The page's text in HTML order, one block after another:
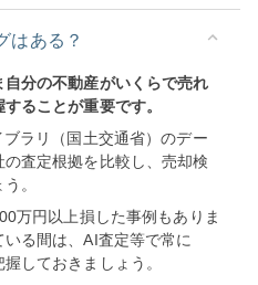
はある？
分の不動産がいくらで売れ
ることが重要です。
ラリ（国土交通省）のデー
査定根拠を比較し、売却検
。
万円以上損した事例もありま
る間は、AI査定等で常に
しておきましょう。